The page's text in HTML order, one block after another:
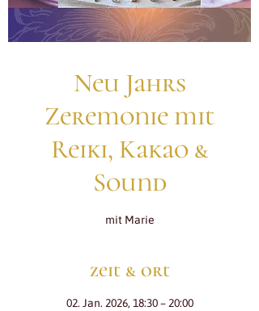
Neu Jahrs
Zeremonie mit
Reiki, Kakao &
Sound
mit Marie
zeit & ort
02. Jan. 2026, 18:30 – 20:00